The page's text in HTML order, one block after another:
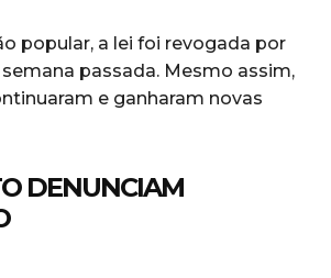
popular, a lei foi revogada por
passada. Mesmo assim,
e ganharam novas
DENUNCIAM